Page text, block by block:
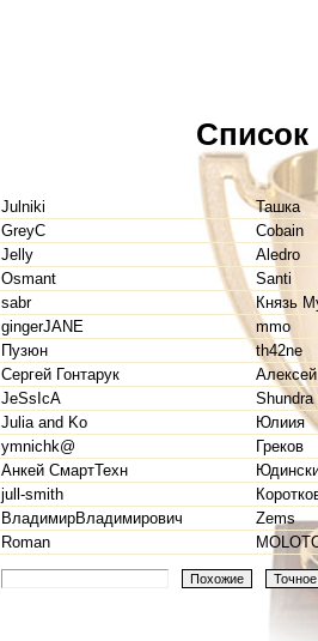
Список
Julniki
Ташка
GreyC
Cobain
Jelly
Aledro
Osmant
Santi
sabr
Князь
gingerJANE
mmo
Пузюн
th42ne
Сергей Гонтарук
JeSsIcA
Shundra
Julia and Ko
Юлиия
ymnichk@
Греков
Анкей СмартТехн
jull-smith
ВладимирВладимирович
Zems
Roman